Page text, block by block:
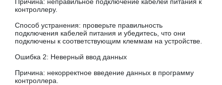
контроллеру.
Способ устранения: проверьте правильность
подключения кабелей питания и убедитесь, что они
подключены к соответствующим клеммам на устройстве.
Ошибка 2: Неверный ввод данных
Причина: некорректное введение данных в программу
контроллера.